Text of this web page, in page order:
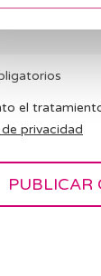
el
privacidad